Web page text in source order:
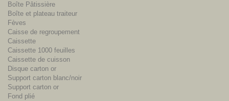
Boîte Pâtissière
Boîte et plateau traiteur
Fèves
Caisse de regroupement
Caissette
Caissette 1000 feuilles
Caissette de cuisson
Disque carton or
Support carton blanc/noir
Support carton or
Fond plié